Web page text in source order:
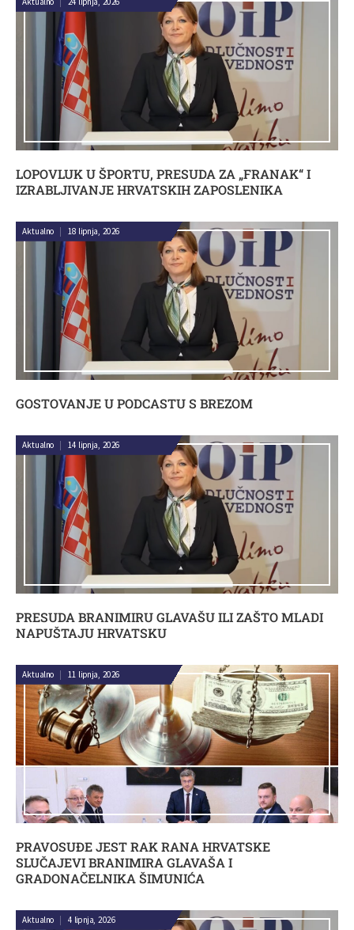
LOPOVLUK U ŠPORTU, PRESUDA ZA „FRANAK“ I
IZRABLJIVANJE HRVATSKIH ZAPOSLENIKA
GOSTOVANJE U PODCASTU S BREZOM
Aktualno 18 lipnja, 2026
PRESUDA BRANIMIRU GLAVAŠU ILI ZAŠTO MLADI
NAPUŠTAJU HRVATSKU
Aktualno 14 lipnja, 2026
PRAVOSUĐE JEST RAK RANA HRVATSKE
SLUČAJEVI BRANIMIRA GLAVAŠA I
GRADONAČELNIKA ŠIMUNIĆA
Aktualno 11 lipnja, 2026
Aktualno 4 lipnja, 2026